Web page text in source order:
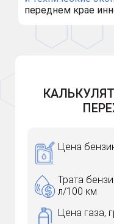
переднем крае
Цена
Трата
л/100 км
Цена газа,